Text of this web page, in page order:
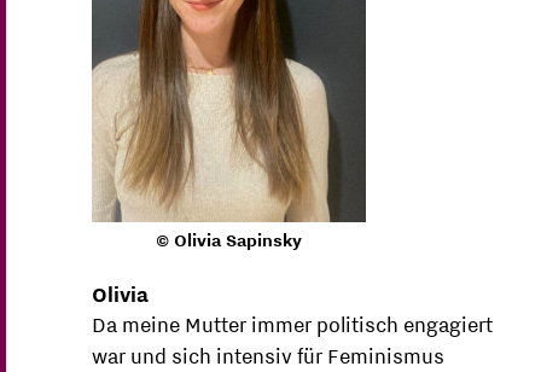
© Olivia Sapinsky
Olivia
Da meine Mutter immer politisch engagiert
war und sich intensiv für Feminismus